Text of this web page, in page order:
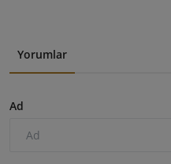
Yorumlar
Ad